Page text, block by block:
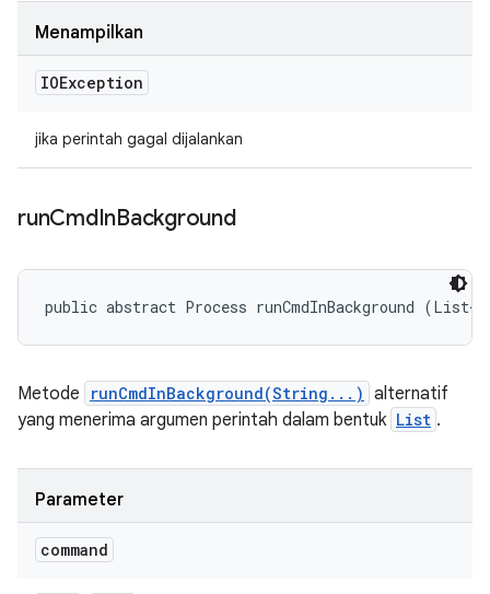
Menampilkan
IOException
jika perintah gagal dijalankan
runCmdInBackground
public abstract Process runCmdInBackground
Metode runCmdInBackground(String...) alternatif
yang menerima argumen perintah dalam bentuk List .
Parameter
command